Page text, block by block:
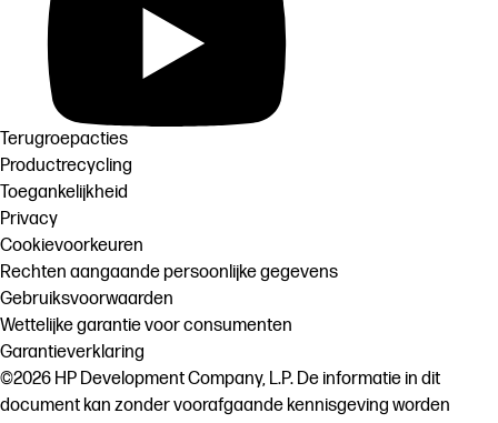
Terugroepacties
Productrecycling
Toegankelijkheid
Privacy
Cookievoorkeuren
Rechten aangaande persoonlijke gegevens
Gebruiksvoorwaarden
Wettelijke garantie voor consumenten
Garantieverklaring
©2026 HP Development Company, L.P. De informatie in dit
document kan zonder voorafgaande kennisgeving worden